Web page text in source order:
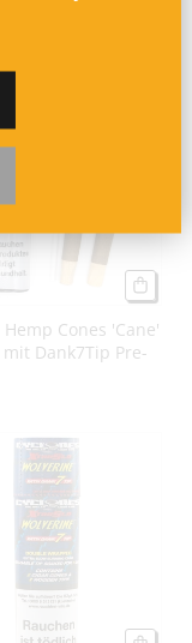
Hemp Cones 'Cane'
mit Dank7Tip Pre-